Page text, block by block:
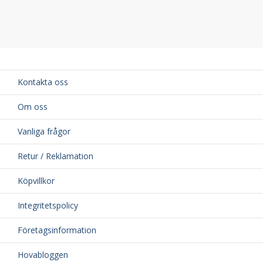
Kontakta oss
Om oss
Vanliga frågor
Retur / Reklamation
Köpvillkor
Integritetspolicy
Företagsinformation
Hovabloggen